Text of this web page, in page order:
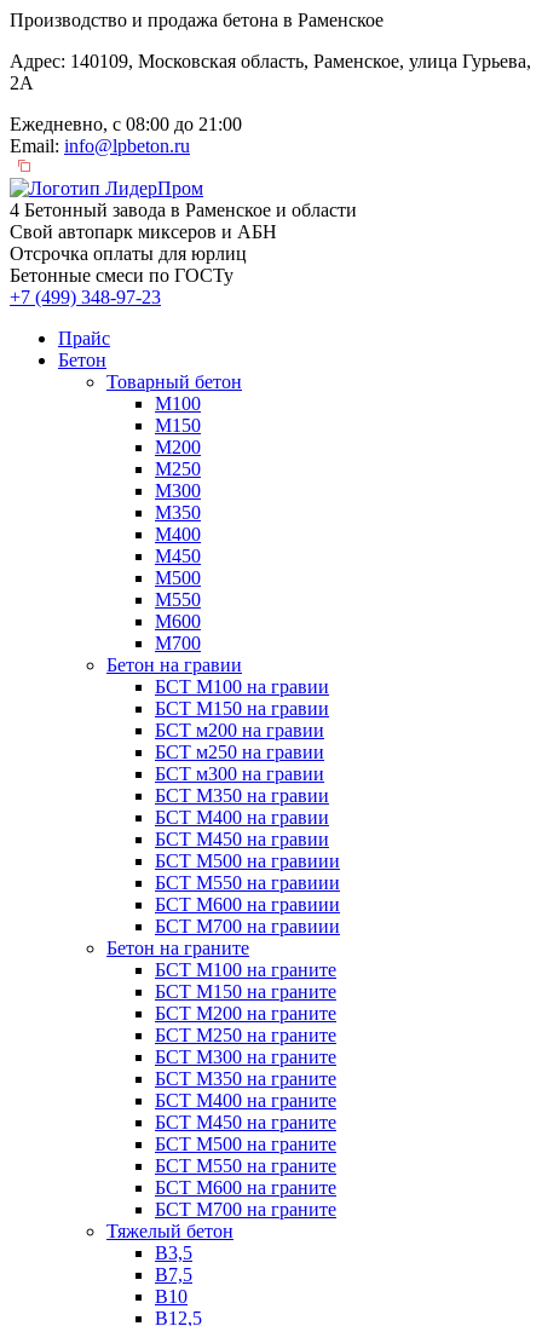
Производство и продажа бетона в Раменское
Адрес: 140109, Московская область, Раменское, улица Гурьева,
2А
Ежедневно, с 08:00 до 21:00
Email: info@lpbeton.ru
4 Бетонный завода в Раменское и области
Свой автопарк миксеров и АБН
Отсрочка оплаты для юрлиц
Бетонные смеси по ГОСТу
+7 (499) 348-97-23
Прайс
Бетон
Товарный бетон
М100
М150
М200
М250
М300
М350
М400
М450
М500
М550
М600
М700
Бетон на гравии
БСТ М100 на гравии
БСТ М150 на гравии
БСТ м200 на гравии
БСТ м250 на гравии
БСТ м300 на гравии
БСТ М350 на гравии
БСТ М400 на гравии
БСТ М450 на гравии
БСТ М500 на гравиии
БСТ М550 на гравиии
БСТ М600 на гравиии
БСТ М700 на гравиии
Бетон на граните
БСТ М100 на граните
БСТ М150 на граните
БСТ М200 на граните
БСТ М250 на граните
БСТ М300 на граните
БСТ М350 на граните
БСТ М400 на граните
БСТ М450 на граните
БСТ М500 на граните
БСТ М550 на граните
БСТ М600 на граните
БСТ М700 на граните
Тяжелый бетон
В3,5
B7,5
В10
В12,5